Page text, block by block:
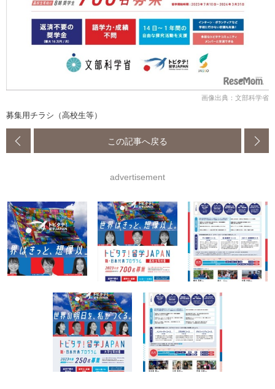
画像出典：文部科学省
募集用チラシ（高校生等）
この記事へ戻る
advertisement